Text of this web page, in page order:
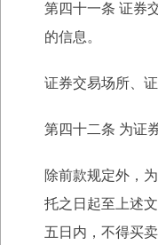
第四十一条 证券
的信息。
证券交易场所、
第四十二条 为证
除前款规定外，
托之日起至上述
五日 内，不得买卖